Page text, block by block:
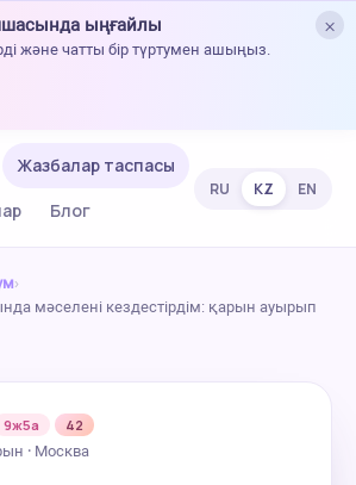
×
ыңғайлы
және чатты бір түртумен ашыңыз.
Жазбалар таспасы
Блог
RU KZ EN
›
мәселені кездестірдім: қарын ауырып
9ж5а
42
· Москва